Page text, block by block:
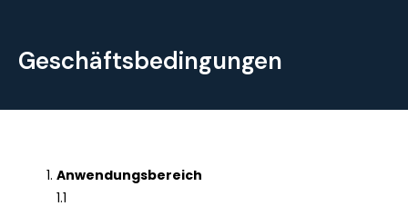
Geschäftsbedingungen
Anwendungsbereich
1.1